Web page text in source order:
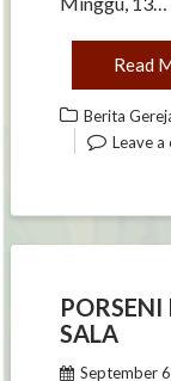
Read
Berita
Leave a
SALA
September